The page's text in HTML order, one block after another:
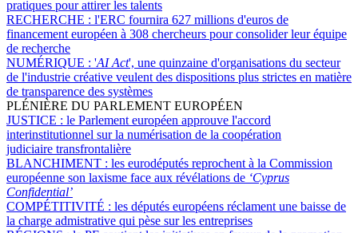
pratiques pour attirer les talents
RECHERCHE : l'ERC fournira 627 millions d'euros de
financement européen à 308 chercheurs pour consolider leur équipe
de recherche
NUMÉRIQUE : 'AI Act', une quinzaine d'organisations du secteur
de l'industrie créative veulent des dispositions plus strictes en matière
de transparence des systèmes
PLÉNIÈRE DU PARLEMENT EUROPÉEN
JUSTICE : le Parlement européen approuve l'accord
interinstitutionnel sur la numérisation de la coopération
judiciaire transfrontalière
BLANCHIMENT : les eurodéputés reprochent à la Commission
européenne son laxisme face aux révélations de ‘Cyprus
Confidential’
COMPÉTITIVITÉ : les députés européens réclament une baisse de
la charge admistrative qui pèse sur les entreprises